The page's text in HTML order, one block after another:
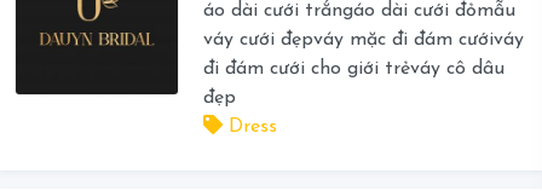
áo dài cưới trắngáo dài cưới đỏmẫu
váy cưới đẹpváy mặc đi đám cướiváy
đi đám cưới cho giới trẻváy cô dâu
đẹp
Dress